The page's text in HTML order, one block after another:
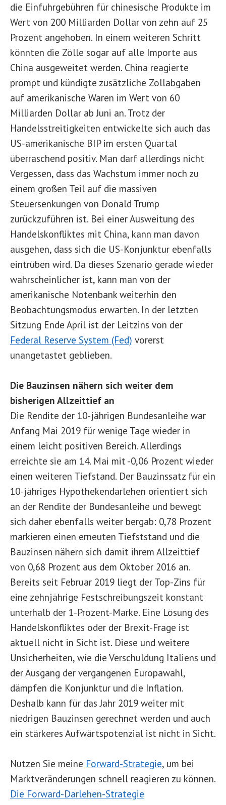
die Einfuhrgebühren für chinesische Produkte im
Wert von 200 Milliarden Dollar von zehn auf 25
Prozent angehoben. In einem weiteren Schritt
könnten die Zölle sogar auf alle Importe aus
China ausgeweitet werden. China reagierte
prompt und kündigte zusätzliche Zollabgaben
auf amerikanische Waren im Wert von 60
Milliarden Dollar ab Juni an. Trotz der
Handelsstreitigkeiten entwickelte sich auch das
US-amerikanische BIP im ersten Quartal
überraschend positiv. Man darf allerdings nicht
Vergessen, dass das Wachstum immer noch zu
einem großen Teil auf die massiven
Steuersenkungen von Donald Trump
zurückzuführen ist. Bei einer Ausweitung des
Handelskonfliktes mit China, kann man davon
ausgehen, dass sich die US-Konjunktur ebenfalls
eintrüben wird. Da dieses Szenario gerade wieder
wahrscheinlicher ist, kann man von der
amerikanische Notenbank weiterhin den
Beobachtungsmodus erwarten. In der letzten
Sitzung Ende April ist der Leitzins von der
Federal Reserve System (Fed) vorerst
unangetastet geblieben.
Die Bauzinsen nähern sich weiter dem
bisherigen Allzeittief an
Die Rendite der 10-jährigen Bundesanleihe war
Anfang Mai 2019 für wenige Tage wieder in
einem leicht positiven Bereich. Allerdings
erreichte sie am 14. Mai mit -0,06 Prozent wieder
einen weiteren Tiefstand. Der Bauzinssatz für ein
10-jähriges Hypothekendarlehen orientiert sich
an der Rendite der Bundesanleihe und bewegt
sich daher ebenfalls weiter bergab: 0,78 Prozent
markieren einen erneuten Tiefststand und die
Bauzinsen nähern sich damit ihrem Allzeittief
von 0,68 Prozent aus dem Oktober 2016 an.
Bereits seit Februar 2019 liegt der Top-Zins für
eine zehnjährige Festschreibungszeit konstant
unterhalb der 1-Prozent-Marke. Eine Lösung des
Handelskonfliktes oder der Brexit-Frage ist
aktuell nicht in Sicht ist. Diese und weitere
Unsicherheiten, wie die Verschuldung Italiens und
der Ausgang der vergangenen Europawahl,
dämpfen die Konjunktur und die Inflation.
Deshalb kann für das Jahr 2019 weiter mit
niedrigen Bauzinsen gerechnet werden und auch
ein stärkeres Aufwärtspotenzial ist nicht in Sicht.
Nutzen Sie meine Forward-Strategie, um bei
Marktveränderungen schnell reagieren zu können.
Die Forward-Darlehen-Strategie